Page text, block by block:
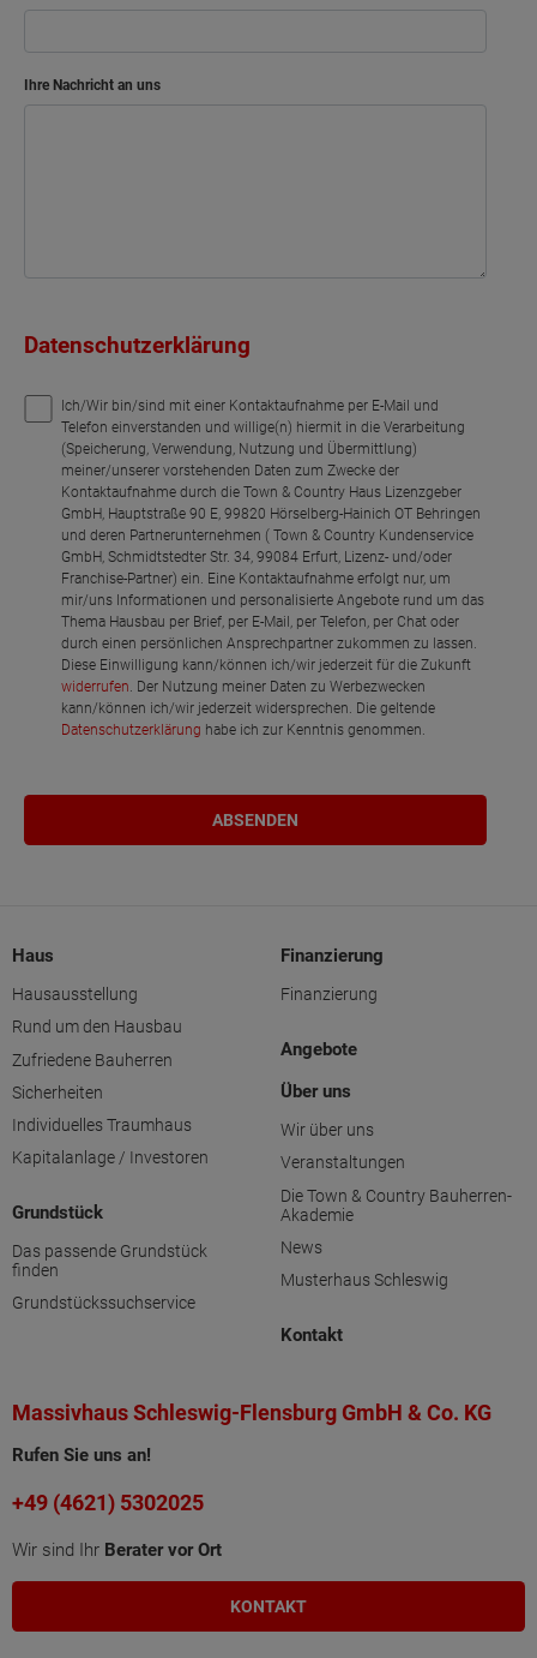
Ihre Nachricht an uns
Datenschutzerklärung
Ich/Wir bin/sind mit einer Kontaktaufnahme per E-Mail und
Telefon einverstanden und willige(n) hiermit in die Verarbeitung
(Speicherung, Verwendung, Nutzung und Übermittlung)
meiner/unserer vorstehenden Daten zum Zwecke der
Kontaktaufnahme durch die Town & Country Haus Lizenzgeber
GmbH, Hauptstraße 90 E, 99820 Hörselberg-Hainich OT Behringen
und deren Partnerunternehmen ( Town & Country Kundenservice
GmbH, Schmidtstedter Str. 34, 99084 Erfurt, Lizenz- und/oder
Franchise-Partner) ein. Eine Kontaktaufnahme erfolgt nur, um
mir/uns Informationen und personalisierte Angebote rund um das
Thema Hausbau per Brief, per E-Mail, per Telefon, per Chat oder
durch einen persönlichen Ansprechpartner zukommen zu lassen.
Diese Einwilligung kann/können ich/wir jederzeit für die Zukunft
widerrufen. Der Nutzung meiner Daten zu Werbezwecken
kann/können ich/wir jederzeit widersprechen. Die geltende
Datenschutzerklärung habe ich zur Kenntnis genommen.
Haus
Hausausstellung
Rund um den Hausbau
Zufriedene Bauherren
Sicherheiten
Individuelles Traumhaus
Kapitalanlage / Investoren
Grundstück
Das passende Grundstück
finden
Grundstückssuchservice
Finanzierung
Finanzierung
Angebote
Über uns
Wir über uns
Veranstaltungen
Die Town & Country Bauherren-
Akademie
News
Musterhaus Schleswig
Kontakt
Massivhaus Schleswig-Flensburg GmbH & Co. KG
Rufen Sie uns an!
+49 (4621) 5302025
Wir sind Ihr Berater vor Ort
KONTAKT